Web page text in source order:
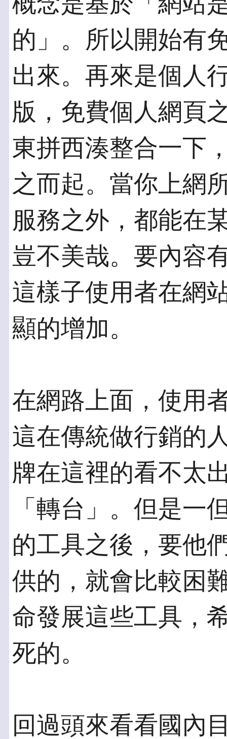
的」。所以開始有
出來。再來是個人
版，免費個人網頁
東拼西湊整合一下
之而起。當你上網
服務之外，都能在
豈不美哉。要內容
這樣子使用者在網
顯的增加。
在網路上面，使用
這在傳統做行銷的
牌在這裡的看不太
「轉台」。但是一
的工具之後，要他
供的，就會比較困
命發展這些工具，
死的。
回過頭來看看國內